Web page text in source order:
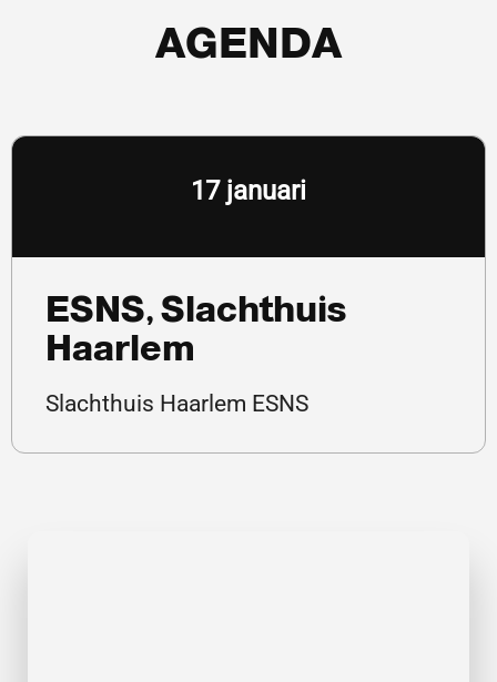
AGENDA
17 januari
ESNS, Slachthuis
Haarlem
Slachthuis Haarlem ESNS